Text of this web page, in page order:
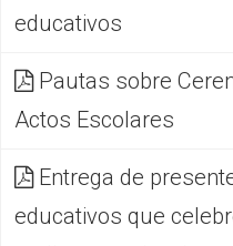
educativos
Pautas sobre
Actos Escolares
Entrega de
educativos que